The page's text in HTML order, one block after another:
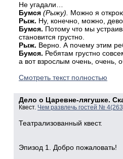
Не угадали…
Бумся (Рыжу).
Можно я
Рыж. Ну, конечно, можно,
Бумся. Потому что мы
становится грустно.
Рыж. Верно. А почему этим
Бумся. Ребятам грустно
а вот взрослым очень, очень,
Смотреть текст полностью
Дело о Царевне-лягушке.
Квест. Чем развлечь гостей №
Театрализованный квест.
Эпизод 1. Добро пожаловать!